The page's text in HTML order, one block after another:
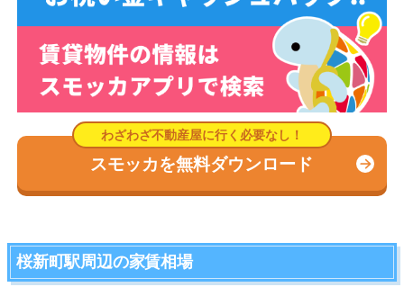
スモッカを無料ダウンロード
桜新町駅周辺の家賃相場